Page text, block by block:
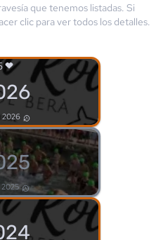
que tenemos listadas. Si
clic para ver todos los detalles.
2026